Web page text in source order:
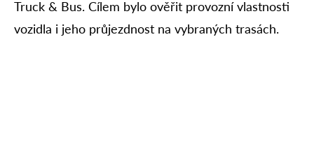
Truck & Bus. Cílem bylo ověřit provozní vlastnosti
vozidla i jeho průjezdnost na vybraných trasách.